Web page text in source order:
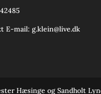
E-mail: g.klein@live.dk
Hæsinge og Sandholt